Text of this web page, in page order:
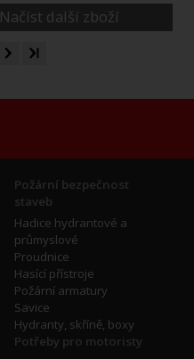
Načíst další zboží
Požární bezpečnost
staveb
Hadice hydrantové a
průmyslové
Proudnice
Hasící přístroje
Požární armatury
Savice
Hydranty, skříně, boxy
Potřeby pro motoristy